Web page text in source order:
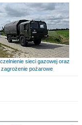
sieci gazowej oraz
zagrożenie pożarowe